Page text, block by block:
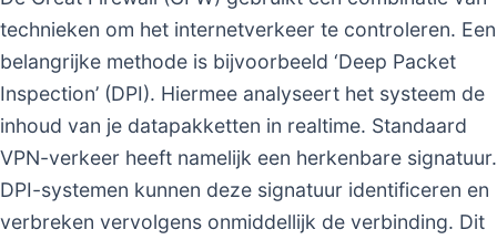
technieken om het internetverkeer te controleren. Een
belangrijke methode is bijvoorbeeld ‘Deep Packet
Inspection’ (DPI). Hiermee analyseert het systeem de
inhoud van je datapakketten in realtime. Standaard
VPN-verkeer heeft namelijk een herkenbare signatuur.
DPI-systemen kunnen deze signatuur identificeren en
verbreken vervolgens onmiddellijk de verbinding. Dit